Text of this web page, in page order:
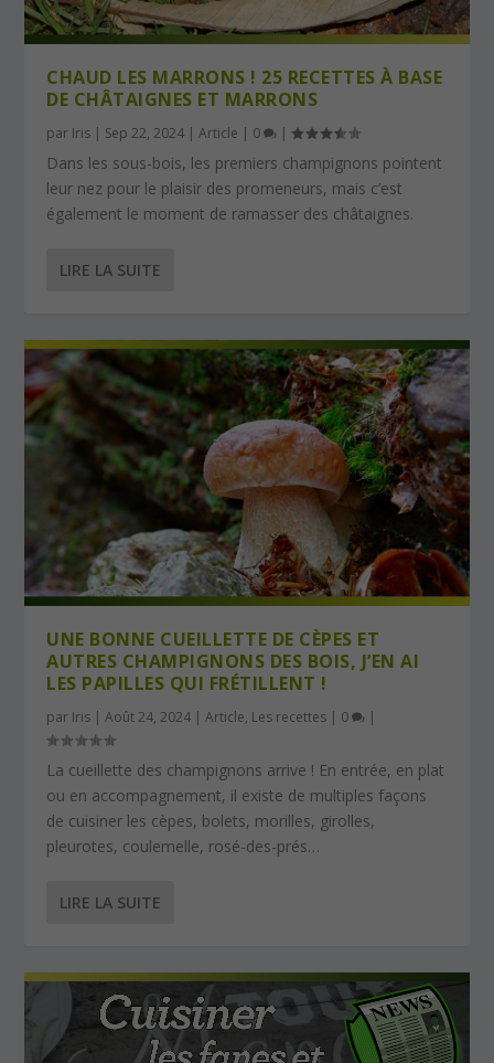
CHAUD LES MARRONS ! 25 RECETTES À BASE
DE CHÂTAIGNES ET MARRONS
par Iris | Sep 22, 2024 |Article | 0 |
Dans les sous-bois, les premiers champignons pointent
leur nez pour le plaisir des promeneurs, mais c’est
également le moment de ramasser des châtaignes.
LIRE LA SUITE
UNE BONNE CUEILLETTE DE CÈPES ET
AUTRES CHAMPIGNONS DES BOIS, J’EN AI
LES PAPILLES QUI FRÉTILLENT !
par Iris |Août 24, 2024 |Article, Les recettes | 0 |
La cueillette des champignons arrive ! En entrée, en plat
ou en accompagnement, il existe de multiples façons
de cuisiner les cèpes, bolets, morilles, girolles,
pleurotes, coulemelle, rosé-des-prés…
LIRE LA SUITE